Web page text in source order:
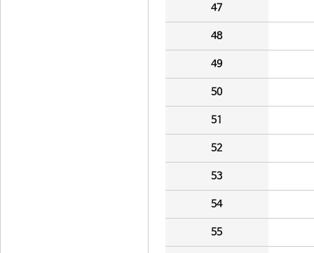
47
48
49
50
51
52
53
54
55